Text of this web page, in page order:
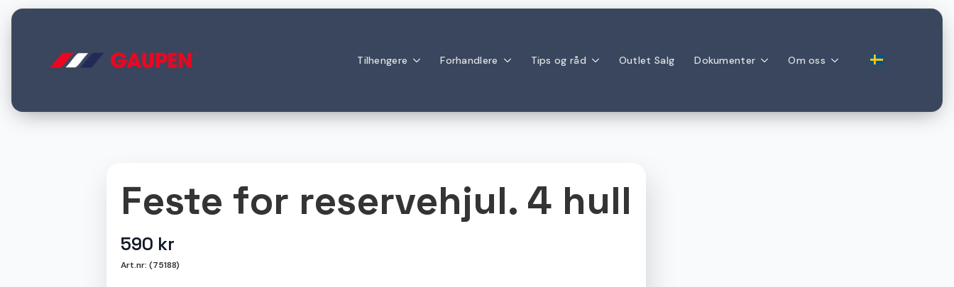
Tilhengere Forhandlere Tips og råd Outlet Salg Dokumenter Om oss
Feste for reservehjul. 4 hull
590 kr
Art.nr: (75188)